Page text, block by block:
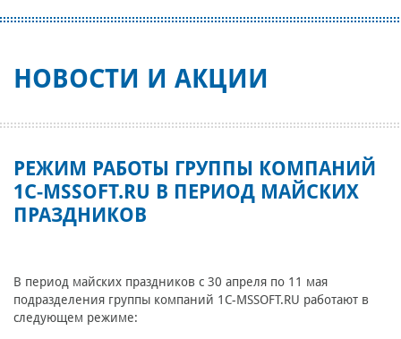
НОВОСТИ И АКЦИИ
РЕЖИМ РАБОТЫ ГРУППЫ КОМПАНИЙ
1C-MSSOFT.RU В ПЕРИОД МАЙСКИХ
ПРАЗДНИКОВ
В период майских праздников с 30 апреля по 11 мая
подразделения группы компаний 1C-MSSOFT.RU работают в
следующем режиме: